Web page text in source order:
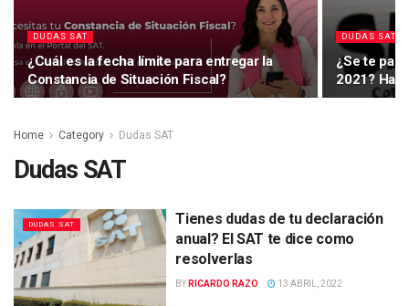
DUDAS SAT
¿Cuál es la fecha límite para entregar la
Constancia de Situación Fiscal?
DUDAS SAT
¿Se te
2021?
Home Category Dudas SAT
Dudas SAT
DUDAS SAT
Tienes dudas de tu declaración
anual? El SAT te dice como
resolverlas
BY RICARDO RAZO 13 ABRIL, 2022